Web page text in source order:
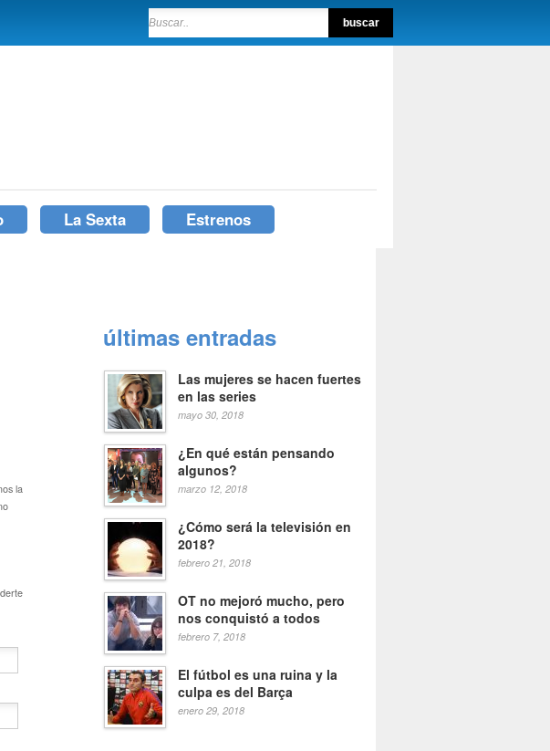
La Sexta Estrenos
la
últimas entradas
Las mujeres se hacen fuertes
en las series
mayo 30, 2018
¿En qué están pensando
algunos?
marzo 12, 2018
¿Cómo será la televisión en
2018?
febrero 21, 2018
OT no mejoró mucho, pero
nos conquistó a todos
febrero 7, 2018
El fútbol es una ruina y la
culpa es del Barça
enero 29, 2018